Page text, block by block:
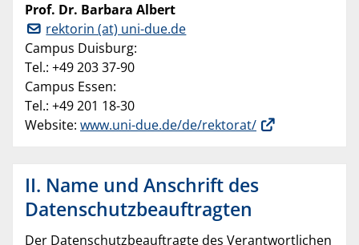
Prof. Dr. Barbara Albert
rektorin (at) uni-due.de
Campus Duisburg:
Tel.: +49 203 37-90
Campus Essen:
Tel.: +49 201 18-30
Website: www.uni-due.de/de/rektorat/
II. Name und Anschrift des
Datenschutzbeauftragten
Der Datenschutzbeauftragte des Verantwortlichen